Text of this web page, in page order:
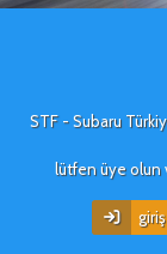
STF - Subaru
lütfen üye olun